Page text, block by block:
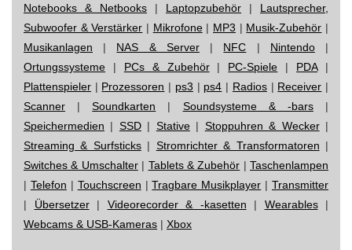
Notebooks & Netbooks | Laptopzubehör | Lautsprecher,
Subwoofer & Verstärker | Mikrofone| MP3 | Musik-Zubehör |
Musikanlagen | NAS & Server| NFC | Nintendo|
Ortungssysteme | PCs & Zubehör| PC-Spiele | PDA|
Plattenspieler | Prozessoren | ps3 | ps4 | Radios| Receiver |
Scanner |Soundkarten | Soundsysteme & -bars|
Speichermedien | SSD| Stative| Stoppuhren & Wecker|
Streaming & Surfsticks| Stromrichter & Transformatoren |
Switches & Umschalter| Tablets & Zubehör | Taschenlampen
| Telefon | Touchscreen |Tragbare Musikplayer | Transmitter
| Übersetzer| Videorecorder & -kasetten | Wearables|
Webcams & USB-Kameras | Xbox